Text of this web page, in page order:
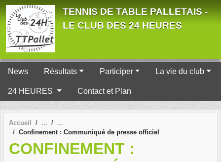
TENNIS DE TABLE PALLETAIS -
LE CLUB DES 24 HEURES
News Résultats Participer La vie du club
24 HEURES Contact et Plan
Accueil
Confinement : Communiqué de presse officiel
CONFINEMENT :
Panneau de gestion des cookies